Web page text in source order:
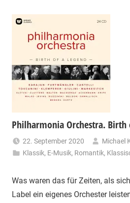
Philharmonia Orchestra. Birth
22. September 2020
Michael
Klassik, E-Musik, Romantik,
Was waren das für Zeiten, als
Label ein eigenes Orchester